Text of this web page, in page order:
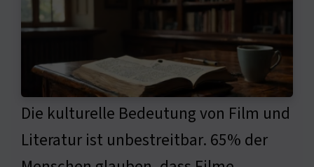
Die kulturelle Bedeutung von Film und
Literatur ist unbestreitbar. 65% der